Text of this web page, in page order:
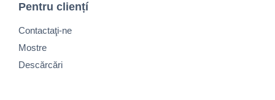
Pentru cliențí
Contactaţi-ne
Mostre
Descărcări